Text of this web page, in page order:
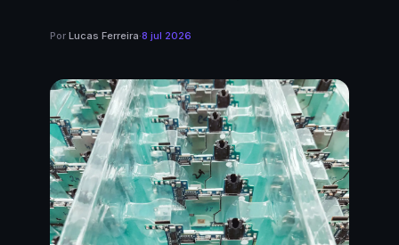
Por Lucas Ferreira·8 jul 2026